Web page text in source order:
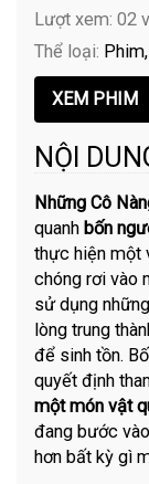
Lượt xem: 02
Thể loại: Phim
NỘI
Những Cô
quanhbốn
thực hiện một
chóng rơi vào
sử dụng
lòng trung
để sinh tồn.
quyết định
một món vật
đang bước
hơn bất kỳ gì